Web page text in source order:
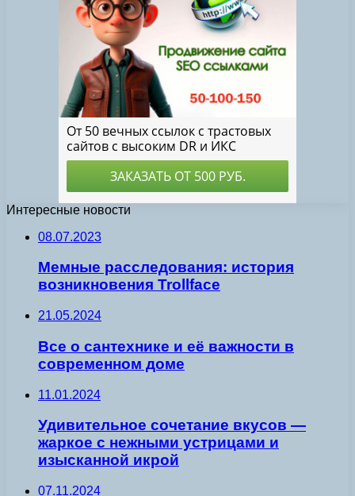
Интересные новости
08.07.2023
Мемные расследования: история
возникновения Trollface
21.05.2024
Все о сантехнике и её важности в
современном доме
11.01.2024
Удивительное сочетание вкусов —
жаркое с нежными устрицами и
изысканной икрой
07.11.2024